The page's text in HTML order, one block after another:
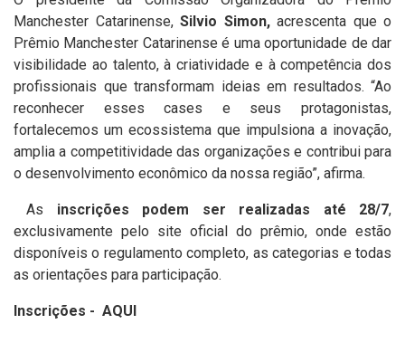
Manchester Catarinense, Silvio Simon,acrescenta que o
Prêmio Manchester Catarinense é uma oportunidade de dar
visibilidade ao talento, à criatividade e à competência dos
profissionais que transformam ideias em resultados. “Ao
reconhecer esses cases e seus protagonistas,
fortalecemos um ecossistema que impulsiona a inovação,
amplia a competitividade das organizações e contribui para
o desenvolvimento econômico da nossa região”, afirma.
As inscrições podem ser realizadas até 28/7,
exclusivamente pelo site oficial do prêmio, onde estão
disponíveis o regulamento completo, as categorias e todas
as orientações para participação.
Inscrições - AQUI